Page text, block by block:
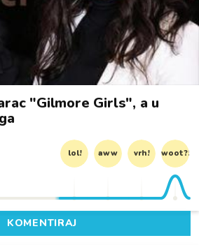
"Gilmore Girls", a u
lol! aww vrh! woot?!
KOMENTIRAJ